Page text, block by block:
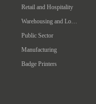
Retail and Hospitality
Warehousing and Logistics
Public Sector
Manufacturing
Badge Printers